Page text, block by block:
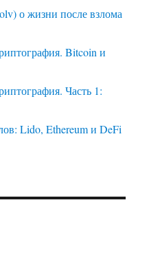
о жизни после взлома
Bitcoin и
Часть 1:
Lido, Ethereum и DeFi